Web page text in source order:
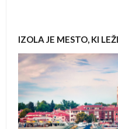
IZOLA JE MESTO, KI